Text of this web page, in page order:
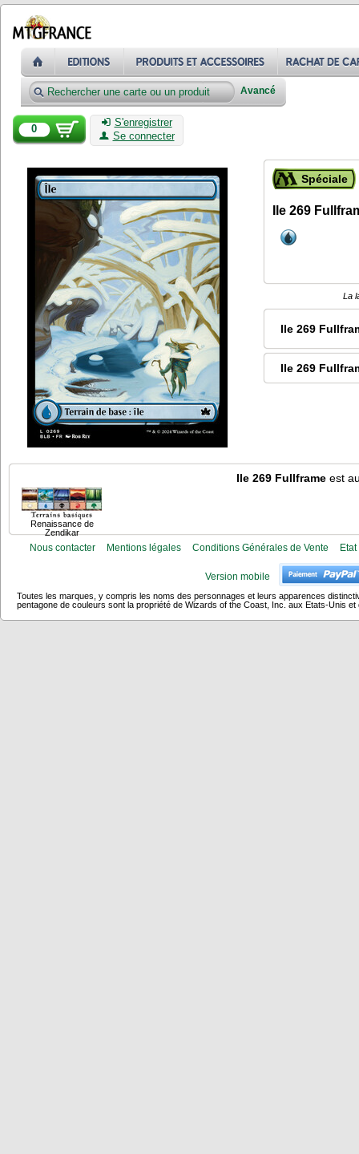
Avancé
0
S'enregistrer
Se connecter
Spéciale
Ile 269
La
Ile 269
Ile 269
Ile 269 Fullframe est
Renaissance de
Zendikar
Nous contacter Mentions légales Conditions Générales de Vente
Version mobile
Toutes les marques, y compris les noms des personnages et leurs apparences
pentagone de couleurs sont la propriété de Wizards of the Coast, Inc. aux Etats-Unis